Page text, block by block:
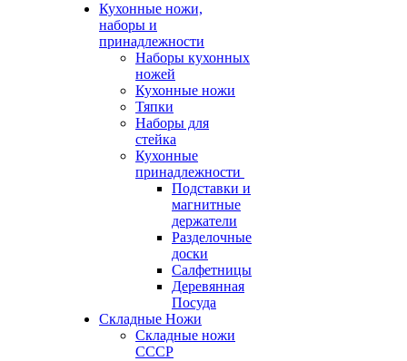
Кухонные ножи,
наборы и
принадлежности
Наборы кухонных
ножей
Кухонные ножи
Тяпки
Наборы для
стейка
Кухонные
принадлежности
Подставки и
магнитные
держатели
Разделочные
доски
Салфетницы
Деревянная
Посуда
Складные Ножи
Cкладные ножи
СССР